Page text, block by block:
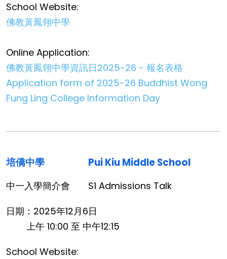
School Website:
佛教黃鳳翎中學
Online Application:
佛教黃鳳翎中學資訊日2025-26 - 報名表格
Application form of 2025-26 Buddhist Wong
Fung Ling College Information Day
培僑中學 Pui Kiu Middle School
中一入學簡介會
S1 Admissions Talk
日期：2025年12月6日
上午 10:00 至 中午12:15
School Website: